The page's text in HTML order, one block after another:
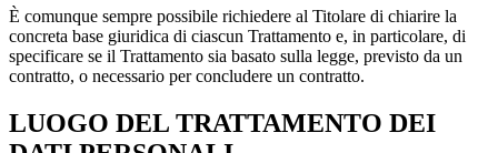
È comunque sempre possibile richiedere al Titolare di chiarire la
concreta base giuridica di ciascun Trattamento e, in particolare, di
specificare se il Trattamento sia basato sulla legge, previsto da un
contratto, o necessario per concludere un contratto.
LUOGO DEL TRATTAMENTO DEI